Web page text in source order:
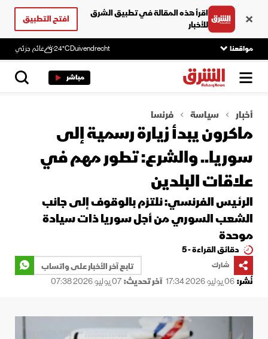
اقرأ هذه المقالة في تطبيق الشرق
للأخبار
افتح التطبيق
مواقعنا Duivendrecht
24°C غائم جزئي
مباشر
أخبار سياسة فرنسا
ماكرون يبدأ زيارة رسمية إلى
سوريا.. والشرع: تطور ‏مهم في
علاقات البلدين‎
الرئيس الفرنسي: نلتزم بالوقوف إلى جانب
الشعب السوري من أجل سوريا ذات سيادة
موحدة
دقائق القراءة - 5
شارك
تابع آخر الأخبار على واتساب
نُشر:06 يوليو 2026 17:34 آخر تحديث:07 يوليو 2026 07:38